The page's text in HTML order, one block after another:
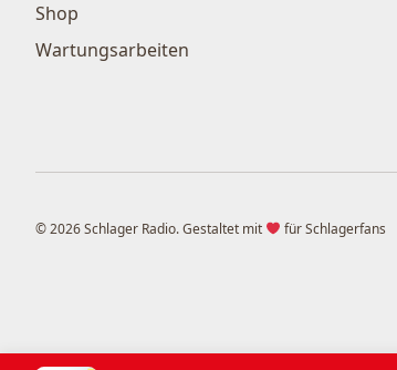
Shop
Wartungsarbeiten
© 2026 Schlager Radio. Gestaltet mit für Schlagerfans